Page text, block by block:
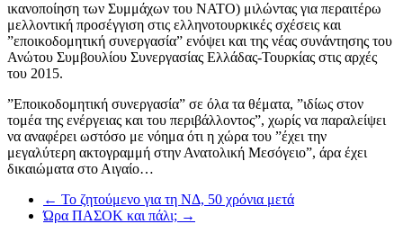
ικανοποίηση των Συμμάχων του ΝΑΤΟ) μιλώντας για περαιτέρω
μελλοντική προσέγγιση στις ελληνοτουρκικές σχέσεις και
”εποικοδομητική συνεργασία” ενόψει και της νέας συνάντησης του
Ανώτου Συμβουλίου Συνεργασίας Ελλάδας-Τουρκίας στις αρχές
του 2015.
”Εποικοδομητική συνεργασία” σε όλα τα θέματα, ”ιδίως στον
τομέα της ενέργειας και του περιβάλλοντος”, χωρίς να παραλείψει
να αναφέρει ωστόσο με νόημα ότι η χώρα του ”έχει την
μεγαλύτερη ακτογραμμή στην Ανατολική Μεσόγειο”, άρα έχει
δικαιώματα στο Αιγαίο…
← Το ζητούμενο για τη ΝΔ, 50 χρόνια μετά
Ώρα ΠΑΣΟΚ και πάλι; →